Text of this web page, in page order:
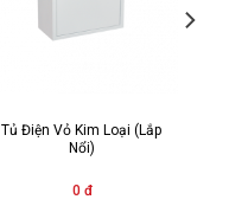
Tủ Điện Vỏ Kim Loại (Lắp
Nổi)
0 đ